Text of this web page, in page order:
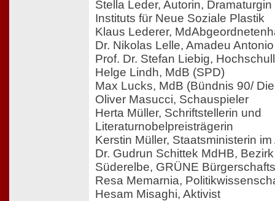
Stella Leder, Autorin,
Instituts für Neue Soziale Plastik
Klaus Lederer,
Dr. Nikolas Lelle, Amadeu
Prof. Dr. Stefan Liebig,
Helge Lindh, MdB (SPD)
Max Lucks, MdB (Bündnis 90/
Oliver Masucci, Schauspieler
Herta Müller, Schriftstellerin und
Literaturnobelpreisträgerin
Kerstin Müller, Staatsministerin
Dr. Gudrun Schittek MdHB,
Süderelbe, GRÜNE
Resa Memarnia,
Hesam Misaghi, Aktivist